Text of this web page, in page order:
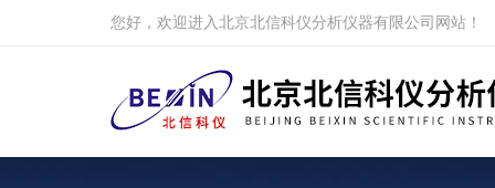
您好，欢迎进入北京北信科仪分析仪器有限公司网站！